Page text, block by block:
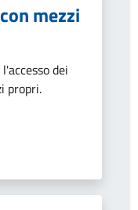
mezzi
dei
propri.